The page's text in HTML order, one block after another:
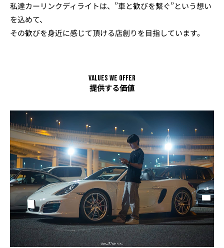
私達カーリンクディライトは、”車と歓びを繋ぐ”という想い
を込めて、
その歓びを身近に感じて頂ける店創りを目指しています。
Values we offer
提供する価値